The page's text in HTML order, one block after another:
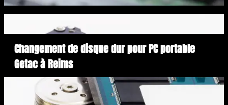
Changement de disque dur pour PC portable
Getac à Reims